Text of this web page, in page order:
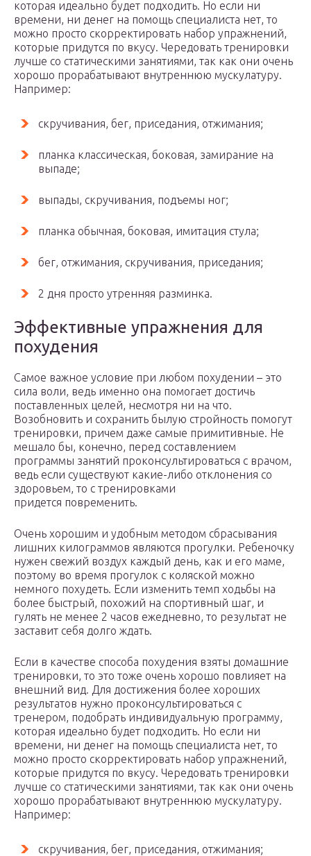
которая идеально будет подходить. Но если ни
времени, ни денег на помощь специалиста нет, то
можно просто скорректировать набор упражнений,
которые придутся по вкусу. Чередовать тренировки
лучше со статическими занятиями, так как они очень
хорошо прорабатывают внутреннюю мускулатуру.
Например:
скручивания, бег, приседания, отжимания;
планка классическая, боковая, замирание на
выпаде;
выпады, скручивания, подъемы ног;
планка обычная, боковая, имитация стула;
бег, отжимания, скручивания, приседания;
2 дня просто утренняя разминка.
Эффективные упражнения для
похудения
Самое важное условие при любом похудении – это
сила воли, ведь именно она помогает достичь
поставленных целей, несмотря ни на что.
Возобновить и сохранить былую стройность помогут
тренировки, причем даже самые примитивные. Не
мешало бы, конечно, перед составлением
программы занятий проконсультироваться с врачом,
ведь если существуют какие-либо отклонения со
здоровьем, то с тренировками
придется повременить.
Очень хорошим и удобным методом сбрасывания
лишних килограммов являются прогулки. Ребеночку
нужен свежий воздух каждый день, как и его маме,
поэтому во время прогулок с коляской можно
немного похудеть. Если изменить темп ходьбы на
более быстрый, похожий на спортивный шаг, и
гулять не менее 2 часов ежедневно, то результат не
заставит себя долго ждать.
Если в качестве способа похудения взяты домашние
тренировки, то это тоже очень хорошо повлияет на
внешний вид. Для достижения более хороших
результатов нужно проконсультироваться с
тренером, подобрать индивидуальную программу,
которая идеально будет подходить. Но если ни
времени, ни денег на помощь специалиста нет, то
можно просто скорректировать набор упражнений,
которые придутся по вкусу. Чередовать тренировки
лучше со статическими занятиями, так как они очень
хорошо прорабатывают внутреннюю мускулатуру.
Например:
скручивания, бег, приседания, отжимания;